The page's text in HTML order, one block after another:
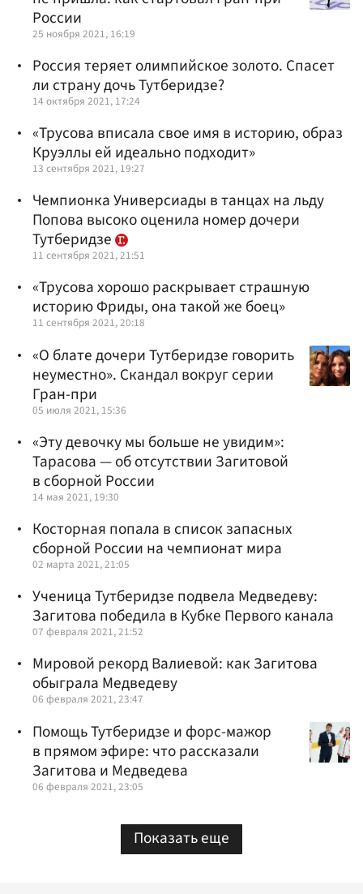
России
25 ноября 2021, 16:19
Россия теряет олимпийское золото. Спасет
ли страну дочь Тутберидзе?
14 октября 2021, 17:24
«Трусова вписала свое имя в историю, образ
Круэллы ей идеально подходит»
13 сентября 2021, 19:27
Чемпионка Универсиады в танцах на льду
Попова высоко оценила номер дочери
Тутберидзе
11 сентября 2021, 21:51
«Трусова хорошо раскрывает страшную
историю Фриды, она такой же боец»
11 сентября 2021, 20:18
«О блате дочери Тутберидзе говорить
неуместно». Скандал вокруг серии
Гран-при
05 июля 2021, 15:36
«Эту девочку мы больше не увидим»:
Тарасова — об отсутствии Загитовой
в сборной России
14 мая 2021, 19:30
Косторная попала в список запасных
сборной России на чемпионат мира
02 марта 2021, 21:05
Ученица Тутберидзе подвела Медведеву:
Загитова победила в Кубке Первого канала
07 февраля 2021, 21:52
Мировой рекорд Валиевой: как Загитова
обыграла Медведеву
06 февраля 2021, 23:47
Помощь Тутберидзе и форс-мажор
в прямом эфире: что рассказали
Загитова и Медведева
06 февраля 2021, 23:05
Показать еще